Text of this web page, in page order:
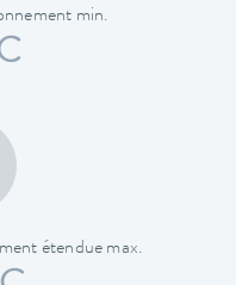
min.
étendue max.